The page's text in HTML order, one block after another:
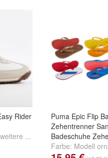
Rider
weitere ...
Puma Epic Flip
Zehentrenner
Badeschuhe
Farbe: Modell
orange/gelb,